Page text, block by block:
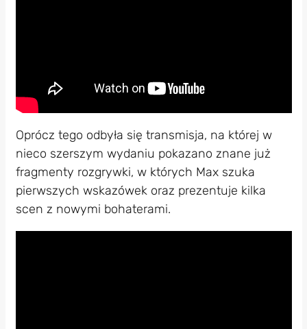
Oprócz tego odbyła się transmisja, na której w
nieco szerszym wydaniu pokazano znane już
fragmenty rozgrywki, w których Max szuka
pierwszych wskazówek oraz prezentuje kilka
scen z nowymi bohaterami.